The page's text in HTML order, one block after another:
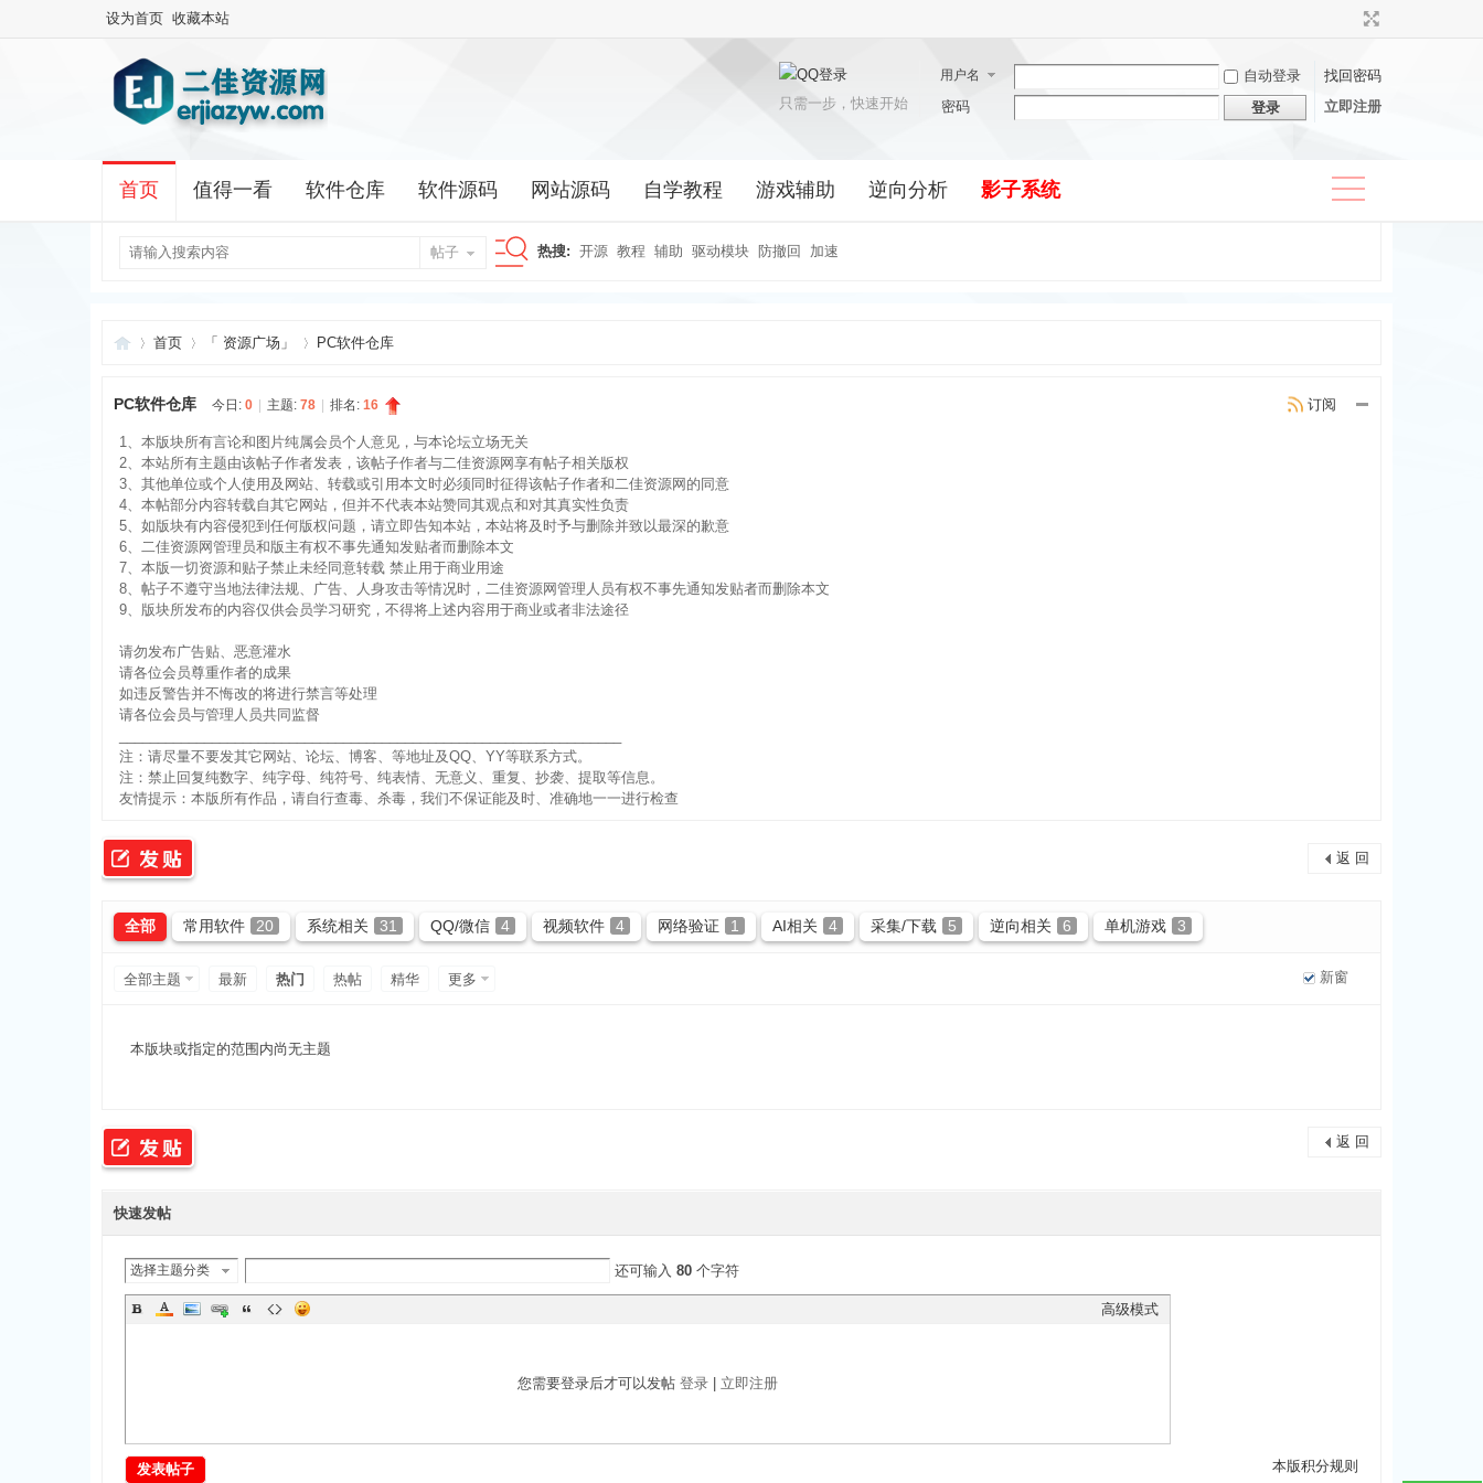
设为首页 收藏本站
用户名 自动登录
找回密码
密码
登录 立即注册
只需一步，快速开始
首页 值得一看 软件仓库 软件源码 网站源码 自学教程 游戏辅助 逆向分析 影子系统
帖子 热搜: 开源 教程 辅助 驱动模块 防撤回 加速
二
佳
资
首页 「 资源广场」
›
PC软件仓库
订阅
PC软件仓库 今日: 0 主题: 78 排名: 16
1、本版块所有言论和图片纯属会员个人意见，与本论坛立场无关
2、本站所有主题由该帖子作者发表，该帖子作者与二佳资源网享有帖子相关版权
3、其他单位或个人使用及网站、转载或引用本文时必须同时征得该帖子作者和二佳资源网的同意
4、本帖部分内容转载自其它网站，但并不代表本站赞同其观点和对其真实性负责
5、如版块有内容侵犯到任何版权问题，请立即告知本站，本站将及时予与删除并致以最深的歉意
6、二佳资源网管理员和版主有权不事先通知发贴者而删除本文
7、本版一切资源和贴子禁止未经同意转载 禁止用于商业用途
8、帖子不遵守当地法律法规、广告、人身攻击等情况时，二佳资源网管理人员有权不事先通知发贴者而删除本文
9、版块所发布的内容仅供会员学习研究，不得将上述内容用于商业或者非法途径
请勿发布广告贴、恶意灌水
请各位会员尊重作者的成果
如违反警告并不悔改的将进行禁言等处理
请各位会员与管理人员共同监督
注：请尽量不要发其它网站、论坛、博客、等地址及QQ、YY等联系方式。
注：禁止回复纯数字、纯字母、纯符号、纯表情、无意义、重复、抄袭、提取等信息。
友情提示：本版所有作品，请自行查毒、杀毒，我们不保证能及时、准确地一一进行检查
返 回
全部 常用软件 20 系统相关 31 QQ/微信 4 视频软件 4 网络验证 1 AI相关 4 采集/下载 5 逆向相关 6 单机游戏 3
新窗
全部主题 最新 热门 热帖 精华 更多
本版块或指定的范围内尚无主题
返 回
快速发帖
选择主题分类 还可输入 80 个字符
高级模式
您需要登录后才可以发帖 登录 立即注册
本版积分规则
发表帖子